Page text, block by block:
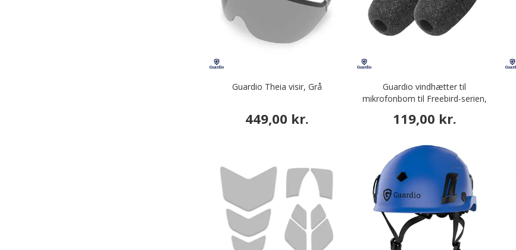
Guardio Theia visir, Grå
449,00 kr.
Guardio vindhætter til
mikrofonbom til Freebird-serien,
119,00 kr.